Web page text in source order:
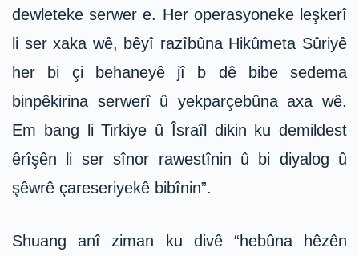
dewleteke serwer e. Her operasyoneke leşkerî
li ser xaka wê, bêyî razîbûna Hikûmeta Sûriyê
her bi çi behaneyê jî b dê bibe sedema
binpêkirina serwerî û yekparçebûna axa wê.
Em bang li Tirkiye û Îsraîl dikin ku demildest
êrîşên li ser sînor rawestînin û bi diyalog û
şêwrê çareseriyekê bibînin”.
Shuang anî ziman ku divê “hebûna hêzên